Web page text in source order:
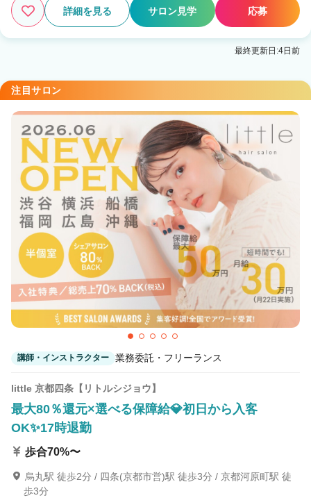
詳細を見る サロン見学 応募
最終更新日:4日前
注目サロン
講師・インストラクター 業務委託・フリーランス
little 京都四条【リトルシジョウ】
最大80％還元×選べる保障給💎初日から入客
OK✨17時退勤
歩合70%〜
烏丸駅 徒歩2分 / 四条(京都市営)駅 徒歩3分 / 京都河原町駅 徒
歩3分